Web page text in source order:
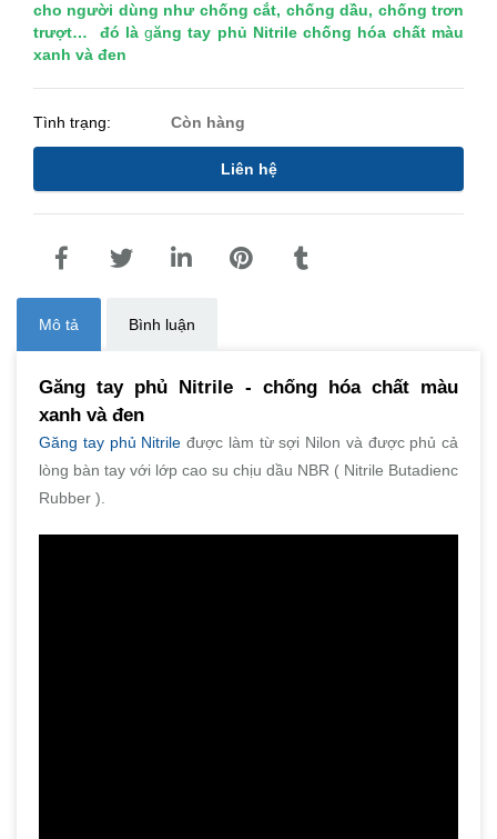
cho người dùng như chống cắt, chống dầu, chống trơn
trượt… đó làgăng tay phủ Nitrile chống hóa chất màu
xanh và đen
Tình trạng: Còn hàng
Liên hệ
Mô tả Bình luận
Găng tay phủ Nitrile - chống hóa chất màu
xanh và đen
Găng tay phủ Nitrile được làm từ sợi Nilon và được phủ cả
lòng bàn tay với lớp cao su chịu dầu NBR ( Nitrile Butadienc
Rubber ).